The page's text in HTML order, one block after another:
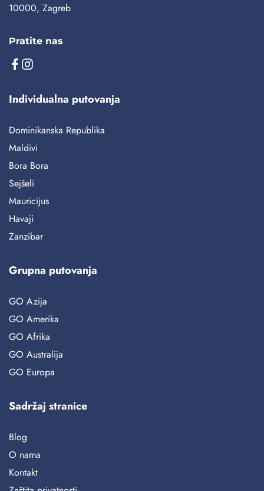
10000, Zagreb
Pratite nas
Individualna putovanja
Dominikanska Republika
Maldivi
Bora Bora
Sejšeli
Mauricijus
Havaji
Zanzibar
Grupna putovanja
GO Azija
GO Amerika
GO Afrika
GO Australija
GO Europa
Sadržaj stranice
Blog
O nama
Kontakt